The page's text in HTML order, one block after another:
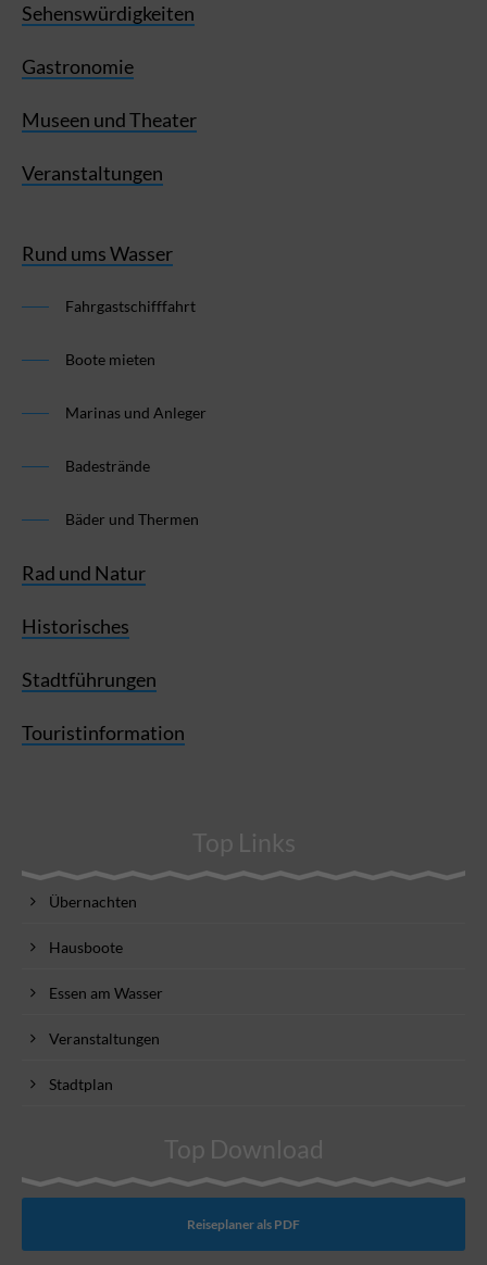
Sehenswürdigkeiten
Gastronomie
Museen und Theater
Veranstaltungen
Rund ums Wasser
Fahrgastschifffahrt
Boote mieten
Marinas und Anleger
Badestrände
Bäder und Thermen
Rad und Natur
Historisches
Stadtführungen
Touristinformation
Top Links
Übernachten
Hausboote
Essen am Wasser
Veranstaltungen
Stadtplan
Top Download
Reiseplaner als PDF